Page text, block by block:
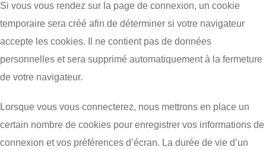
Si vous vous rendez sur la page de connexion, un cookie
temporaire sera créé afin de déterminer si votre navigateur
accepte les cookies. Il ne contient pas de données
personnelles et sera supprimé automatiquement à la fermeture
de votre navigateur.
Lorsque vous vous connecterez, nous mettrons en place un
certain nombre de cookies pour enregistrer vos informations de
connexion et vos préférences d’écran. La durée de vie d’un